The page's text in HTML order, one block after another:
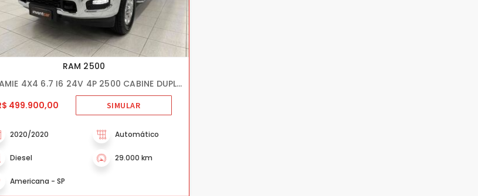
RAM 2500
LARAMIE 4X4 6.7 I6 24V 4P 2500 CABINE DUPLA0
499.900,00
SIMULAR
2020/2020 Automático
Diesel 29.000 km
Americana - SP